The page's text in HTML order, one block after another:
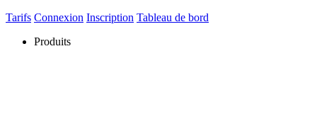
Tarifs Connexion Inscription Tableau de bord
Produits